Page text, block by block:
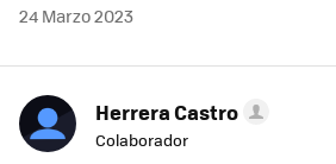
24 Marzo 2023
Herrera Castro
Colaborador